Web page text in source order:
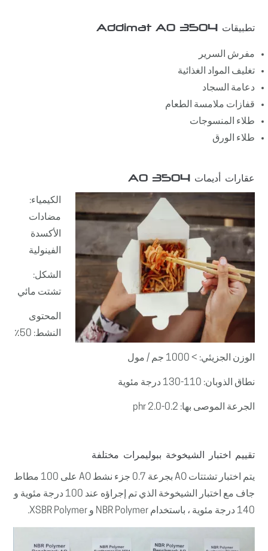
تطبيقات Addimat AO 3504
مفرش السرير
تغليف المواد الغذائية
دعامة السجاد
قفازات ملامسة الطعام
طلاء المنسوجات
طلاء الورق
عقارات أديمات AO 3504
الكيمياء:
مضادات
الأكسدة
الفينولية
الشكل:
تشتت مائي
المحتوى
النشط: 50٪
الوزن الجزيئي: > 1000 جم / مول
نطاق الذوبان: 110-130 درجة مئوية
الجرعة الموصى بها: 0.2-2.0 phr
تقييم اختبار الشيخوخة ببوليمرات مختلفة
يتم اختبار تشتتات AO بجرعة 0.7 جزء نشط AO على 100 مطاط
جاف مع اختبار الشيخوخة الذي تم إجراؤه عند 100 درجة مئوية و
140 درجة مئوية ، باستخدام NBR Polymer و XSBR Polymer.